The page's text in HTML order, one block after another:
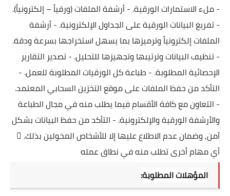
- ملء الاستمارات الورقية. - أرشفة الملفات (ورقياً – إلكترونياً).
- تفريغ البيانات الورقية على الجداول الإلكترونية. - أرشفة
الملفات إلكترونياً وترميزها بما يسهل استخراجها بسرعة ودقة.
- تنظيف البيانات وترتيبها وتجهيزها للتحليل. - تصدير التقارير
الإحصائية المطلوبة. - طباعة كل الورقيات المطلوبة للعمل. -
التأكد من حفظ الملفات على موقع التخزين السحابي المعتمد.
- التعاون مع كافة الأقسام فيما يطلب منه في مجال الطباعة
والأرشفة الورقية والإلكترونية. - التأكد من حفظ البيانات بشكل
آمن, وضمان عدم الاطلاع عليها إلا للأشخاص المخولين بذلك. 
أي مهام أخرى تطلب منه في نطاق عمله
المؤهلات المطلوبة: